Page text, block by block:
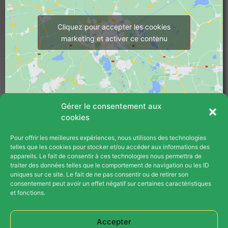
Gérer le consentement aux
cookies
Pour offrir les meilleures expériences, nous utilisons des technologies
telles que les cookies pour stocker et/ou accéder aux informations des
appareils. Le fait de consentir à ces technologies nous permettra de
traiter des données telles que le comportement de navigation ou les ID
uniques sur ce site. Le fait de ne pas consentir ou de retirer son
consentement peut avoir un effet négatif sur certaines caractéristiques
et fonctions.
Accepter
Cliquez pour accepter les cookies
marketing et activer ce contenu
PLAN DU SITE
Blog
Contact
Opération Parrainage